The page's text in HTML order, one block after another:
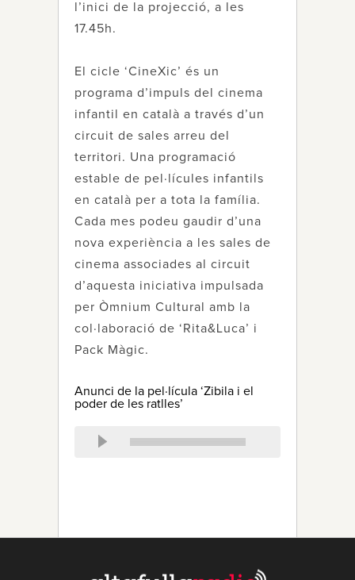
l’inici de la projecció, a les
17.45h.
El cicle ‘CineXic’ és un
programa d’impuls del cinema
infantil en català a través d’un
circuit de sales arreu del
territori. Una programació
estable de pel·lícules infantils
en català per a tota la família.
Cada mes podeu gaudir d’una
nova experiència a les sales de
cinema associades al circuit
d’aquesta iniciativa impulsada
per Òmnium Cultural amb la
col·laboració de ‘Rita&Luca’ i
Pack Màgic.
Anunci de la pel·lícula ‘Zibila i el
poder de les ratlles’